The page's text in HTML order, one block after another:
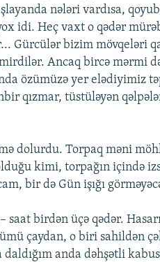
nələri vardısa,
idi. Heç vaxt o qədər
Gürcülər bizim mövqeləri
Ancaq bircə mərmi
özümüzə yer elədiyimiz
qızmar, tüstüləyən
dolurdu. Torpaq məni
kimi, torpağın içində
bir də Gün işığı
saat birdən üçə qədər.
çaydan, o biri sahildən
anda dəhşətli